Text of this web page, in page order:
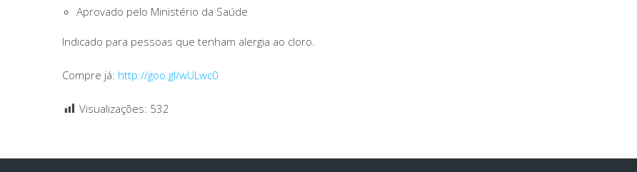
Aprovado pelo Ministério da Saúde
Indicado para pessoas que tenham alergia ao cloro.
Compre já: http://goo.gl/wULwc0
Visualizações: 532